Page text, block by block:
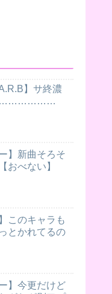
】サ終濃
】新曲そろそ
おべない】
このキャラも
とかれてるの
】今更だけど